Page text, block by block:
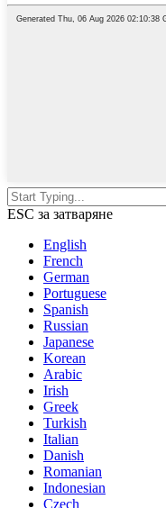
ESC за затваряне
English
French
German
Portuguese
Spanish
Russian
Japanese
Korean
Arabic
Irish
Greek
Turkish
Italian
Danish
Romanian
Indonesian
Czech